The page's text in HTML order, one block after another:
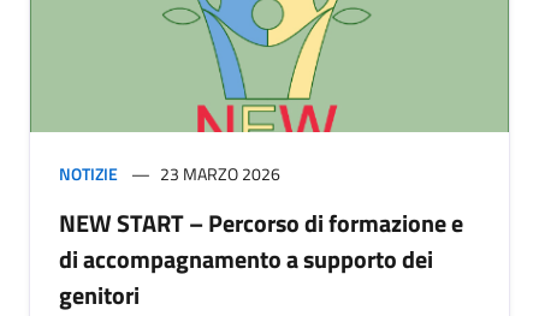
NOTIZIE 23 MARZO 2026
NEW START – Percorso di formazione e
di accompagnamento a supporto dei
genitori